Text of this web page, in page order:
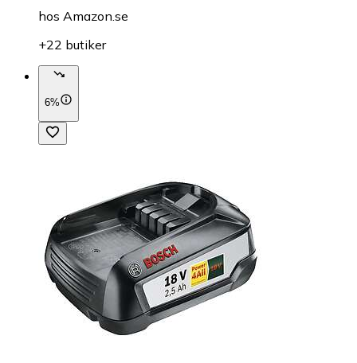
hos Amazon.se
+22 butiker
6%